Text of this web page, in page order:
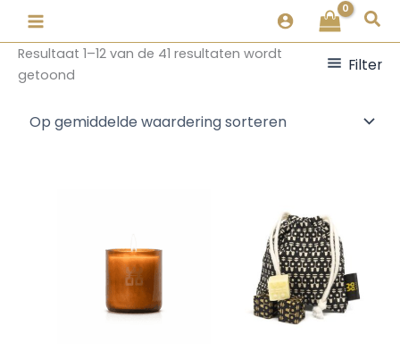
naar
inhoud
Resultaat 1–12 van de 41 resultaten wordt
getoond
populariteit
Filter
meerdere
variaties.
product
heeft
meerdere
variaties.
Deze